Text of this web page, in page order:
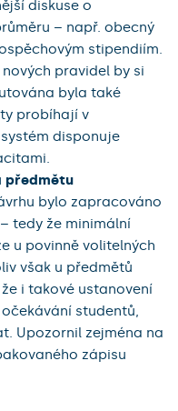
diskuse o
– např. obecný
stipendiím.
pravidel by si
byla také
probíhají v
disponuje
předmětu
bylo zapracováno
tedy že minimální
u povinně volitelných
však u předmětů
i takové ustanovení
studentů,
Upozornil zejména na
zápisu